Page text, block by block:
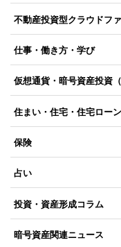
不動産投資型クラウドフ
仕事・働き方・学び
仮想通貨・暗号資産投資（
住まい・住宅・住宅ローン
保険
占い
投資・資産形成コラム
暗号資産関連ニュース